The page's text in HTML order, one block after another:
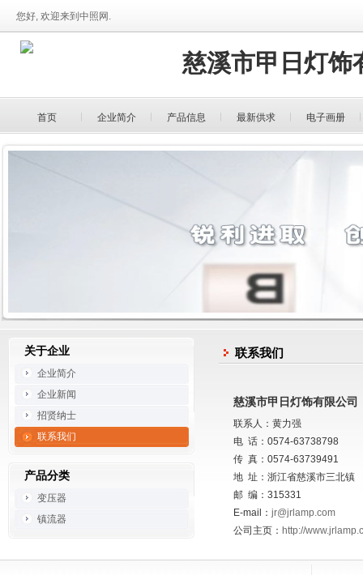
您好, 欢迎来到中照网.
慈溪市甲日灯饰
首页 企业简介 产品信息 最新供求 电子画册
联系我们
慈溪市甲日灯饰有限公司
联系人：黄力强
电 话：0574-63738798
传 真：0574-63739491
地 址：浙江省慈溪市三北镇
邮 编：315331
E-mail： jr@jrlamp.com
公司主页： http://
关于企业
企业简介
企业新闻
招贤纳士
联系我们
产品分类
变压器
镇流器